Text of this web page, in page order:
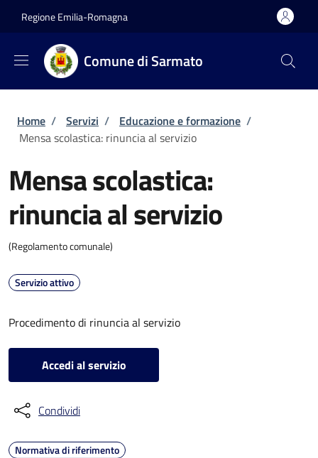
Regione Emilia-Romagna
Comune di Sarmato
Briciole di pane
Home / Servizi / Educazione e formazione /
Mensa scolastica: rinuncia al servizio
Mensa scolastica:
rinuncia al servizio
(Regolamento comunale)
Servizio attivo
Procedimento di rinuncia al servizio
Accedi al servizio
Condividi
Normativa di riferimento